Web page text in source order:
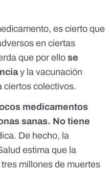
es cierto que
en ciertas
que por ello se
y la vacunación
ciertos colectivos.
medicamentos
sanas. No tiene
De hecho, la
estima que la
millones de muertes